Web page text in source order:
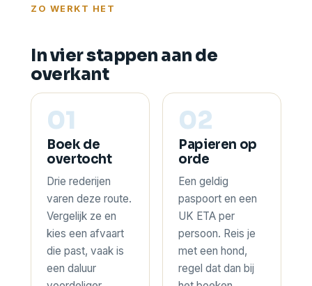
ZO WERKT HET
In vier stappen aan de
overkant
01
Boek de
overtocht
Drie rederijen
varen deze route.
Vergelijk ze en
kies een afvaart
die past, vaak is
een daluur
02
Papieren op
orde
Een geldig
paspoort en een
UK ETA per
persoon. Reis je
met een hond,
regel dat dan bij